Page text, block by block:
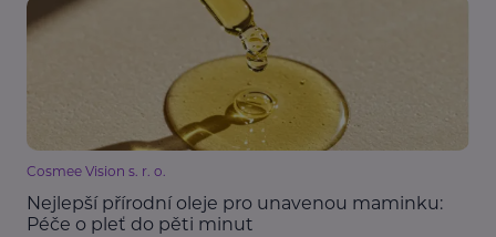
Cosmee Vision s. r. o.
Nejlepší přírodní oleje pro unavenou maminku:
Péče o pleť do pěti minut